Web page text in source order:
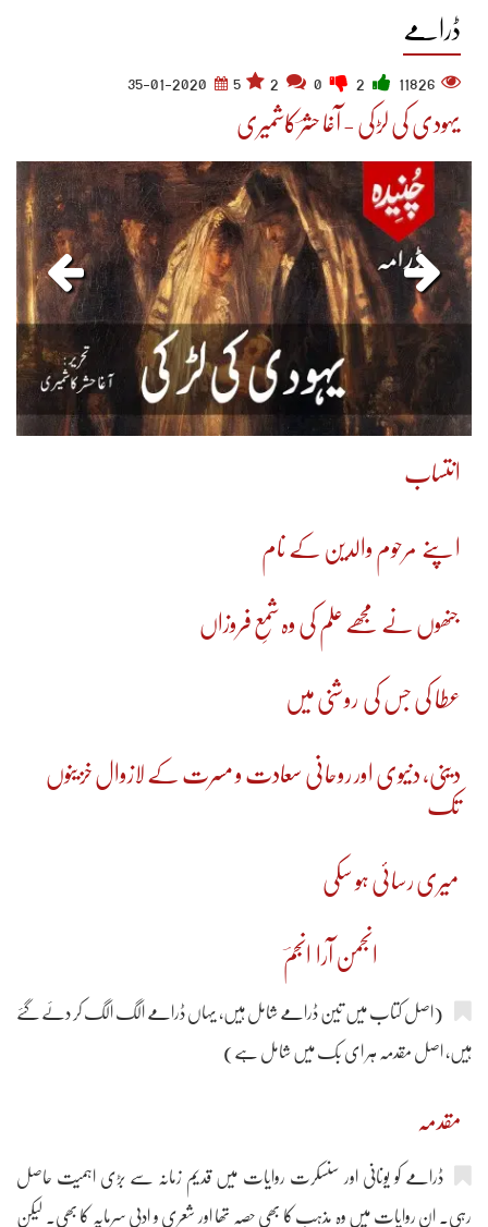
ڈرامے
11826
5
35-01-2020
یہودی کی لڑکی - آغا حشرؔ کاشمیری
انتساب
اپنے مرحوم والدین کے نام
جنھوں نے مجھے علم کی وہ شمعِ فروزاں
عطا کی جس کی روشنی میں
دینی، دنیوی اور روحانی سعادت و مسرت کے لازوال خزینوں
تک
میری رسائی ہو سکی
انجمن آرا انجمؔ
(اصل کتاب میں تین ڈرامے شامل ہیں، یہاں ڈرامے الگ الگ کر دئے گئے
ہیں، اصل مقدمہ ہر ای بک میں شامل ہے)
مقدمہ
ڈرامے کو یونانی اور سنسکرت روایات میں قدیم زمانہ سے بڑی اہمیت حاصل
رہی۔ ان روایات میں وہ مذہب کا بھی حصہ تھا اور شعری و ادبی سرمایہ کا بھی۔ لیکن